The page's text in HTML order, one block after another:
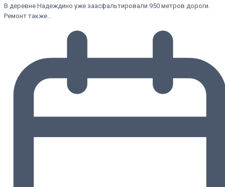
В деревне Надеждино уже заасфальтировали 950 метров дороги.
Ремонт также…